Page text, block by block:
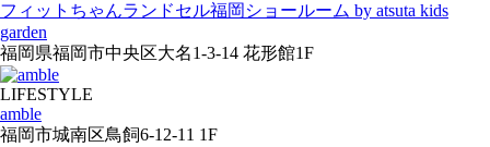
フィットちゃんランドセル福岡ショールーム by atsuta kids
garden
福岡県福岡市中央区大名1-3-14 花形館1F
LIFESTYLE
amble
福岡市城南区鳥飼6-12-11 1F